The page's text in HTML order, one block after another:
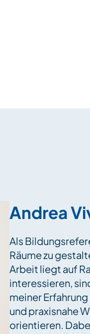
Andrea
Als
Räume zu
Arbeit liegt auf
interessieren,
meiner
und praxisnahe
orientieren.